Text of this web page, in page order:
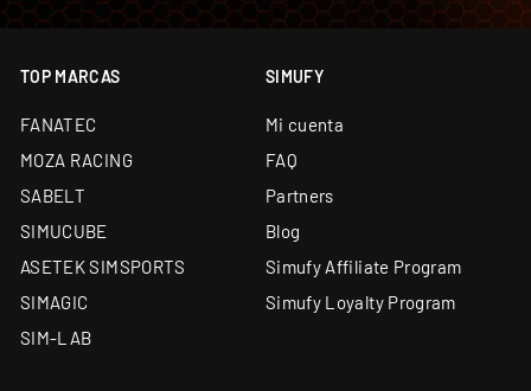
TOP MARCAS
FANATEC
MOZA RACING
SABELT
SIMUCUBE
ASETEK SIMSPORTS
SIMAGIC
SIM-LAB
SIMUFY
Mi cuenta
FAQ
Partners
Blog
Simufy Affiliate Program
Simufy Loyalty Program